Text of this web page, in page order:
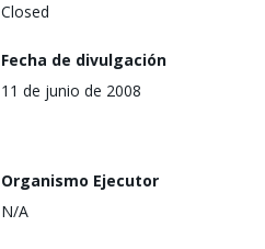
Closed
Fecha de divulgación
11 de junio de 2008
Organismo Ejecutor
N/A